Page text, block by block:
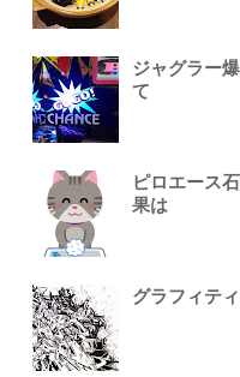
ジャグラー
て
ピロエース
果は
グラフィテ